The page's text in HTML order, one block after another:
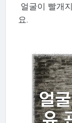
얼굴이 빨개
요.